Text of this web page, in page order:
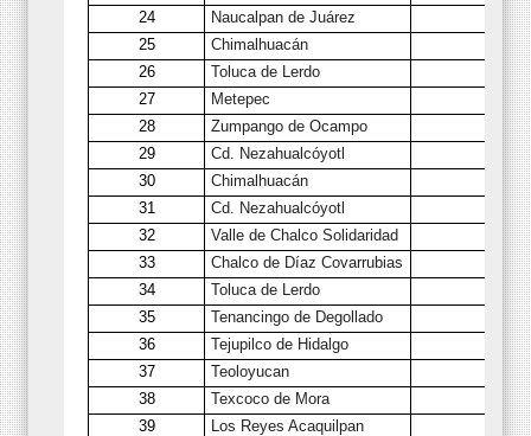
24
Naucalpan de Juárez
25
Chimalhuacán
26
Toluca de Lerdo
27
Metepec
28
Zumpango de Ocampo
29
Cd. Nezahualcóyotl
30
Chimalhuacán
31
Cd. Nezahualcóyotl
32
Valle de Chalco Solidaridad
33
Chalco de Díaz Covarrubias
34
Toluca de Lerdo
35
Tenancingo de Degollado
36
Tejupilco de Hidalgo
37
Teoloyucan
38
Texcoco de Mora
39
Los Reyes Acaquilpan